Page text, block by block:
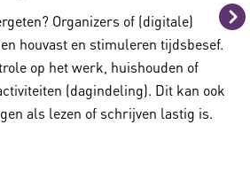
Organizers of (digitale)
houvast en stimuleren tijdsbesef.
op het werk, huishouden of
(dagindeling). Dit kan ook
als lezen of schrijven lastig is.